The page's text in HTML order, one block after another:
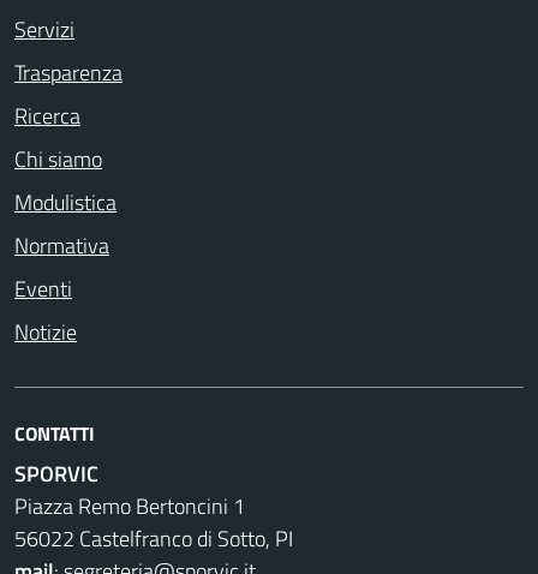
Servizi
Trasparenza
Ricerca
Chi siamo
Modulistica
Normativa
Eventi
Notizie
CONTATTI
SPORVIC
Piazza Remo Bertoncini 1
56022 Castelfranco di Sotto, PI